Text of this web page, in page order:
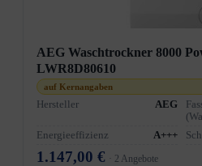
AEG Waschtrockner 8000
LWR8D80610
auf Kernangaben
Hersteller AEG
Energieeffizienz
A+++
1.147,00 € · 2 Angebote